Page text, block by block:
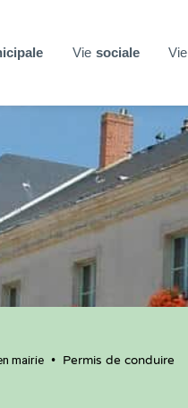
Vie sociale Vie
mairie • Permis de conduire